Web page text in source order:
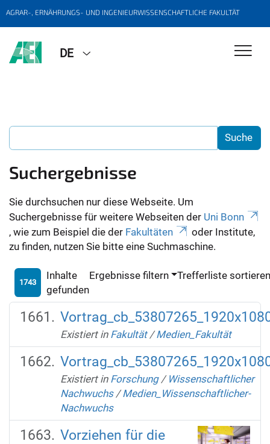
AGRAR-, ERNÄHRUNGS- UND INGENIEURWISSENSCHAFTLICHE FAKULTÄT
DE
Suchergebnisse
Sie durchsuchen nur diese Webseite. Um
Suchergebnisse für weitere Webseiten der Uni Bonn
, wie zum Beispiel die der Fakultäten
oder Institute,
zu finden, nutzen Sie bitte eine Suchmaschine.
1743
Inhalte
gefunden
Ergebnisse filtern Trefferliste
Existiert in Fakultät /Medien_Fakultät
Existiert in Forschung / Wissenschaftlicher
Nachwuchs /Medien_Wissenschaftlicher-
Nachwuchs
Vorziehen für die